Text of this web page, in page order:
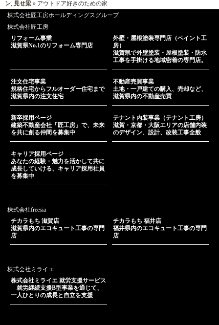
ン 見せ梁 » アウトドア好きのための家
株式会社匠工房ホールディングスグループ
株式会社匠工房
リフォーム事業
滋賀県No.1のリフォーム専門店
外壁・屋根塗装専門店（ペイント工
房）
滋賀県で外壁塗装・屋根塗装・防水
工事を手掛ける地域密着の専門店。
注文住宅事業
規格住宅からフルオーダー住宅まで
滋賀県内の注文住宅
不動産売買事業
土地・一戸建ての購入、売却など、
滋賀県内の不動産売買
新卒採用ページ
建築不動産会社「匠工房」で、未来
を共に創る仲間を募集中
テナント内装事業（テナント工房）
滋賀・京都・大阪エリアの店舗内装
のデザイン、設計、改装工事全般
キャリア採用ページ
あなたの経験・魅力を活かして共に
成長していける、キャリア採用社員
を募集中
株式会社freesia
チカラもち 滋賀店
滋賀県内のエコキュート工事の専門
店
チカラもち 福井店
福井県内のエコキュート工事の専門
店
株式会社ミライエ
株式会社ミライエ 就労支援サービス
就労継続支援B型事業を通じて、
一人ひとりの成長と自立を支援